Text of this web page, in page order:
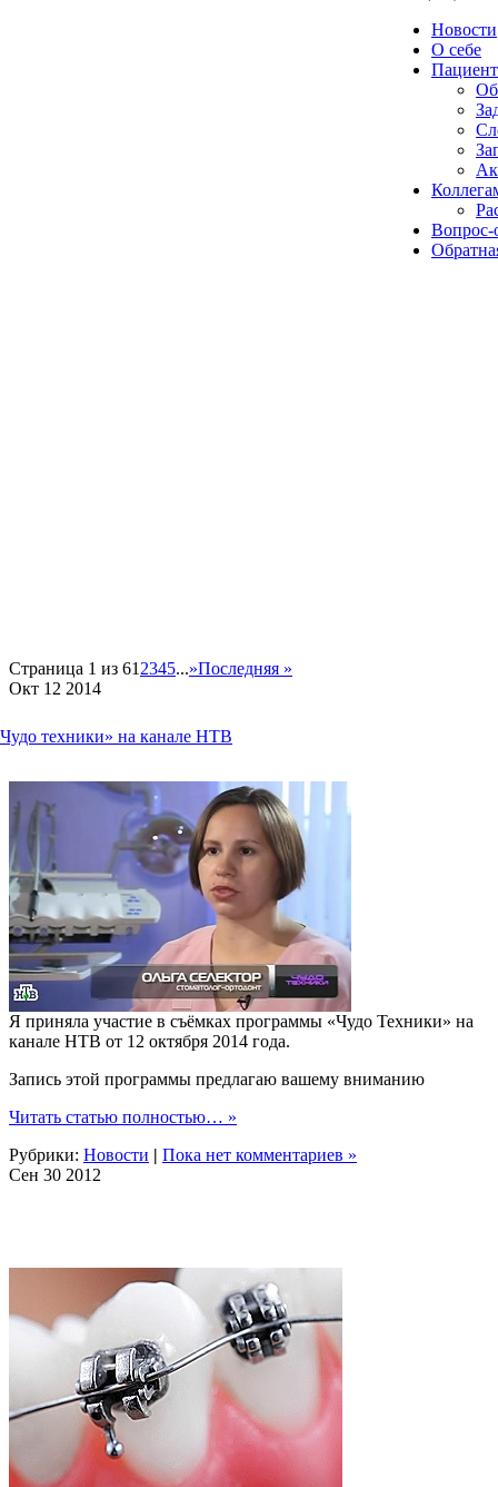
Новости
О себе
Об
Вопрос-
Страница 1 из 61 2345...»Последняя »
Окт 12 2014
техники» на канале НТВ
Я приняла участие в съёмках программы «Чудо Техники» на
канале НТВ от 12 октября 2014 года.
Запись этой программы предлагаю вашему вниманию
Читать статью полностью… »
Рубрики: Новости | Пока нет комментариев »
Сен 30 2012